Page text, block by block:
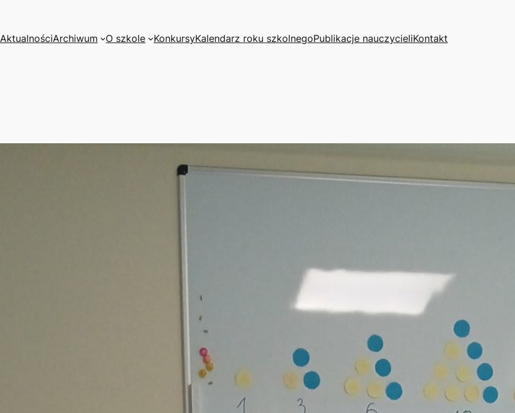
AktualnościArchiwum O szkole KonkursyKalendarz roku szkolnegoPublikacje nauczycieliKontakt